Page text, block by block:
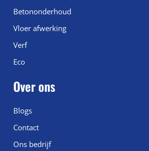
Betononderhoud
Vloer afwerking
Verf
Eco
Over ons
Blogs
Contact
Ons bedrijf